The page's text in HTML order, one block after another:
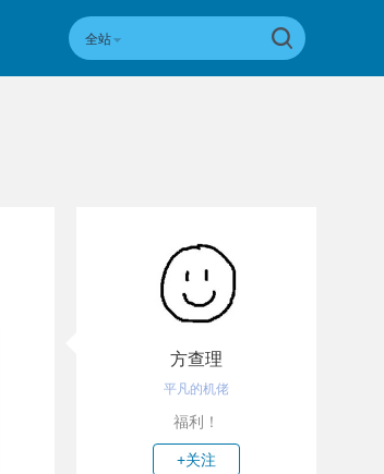
全站
方查理
平凡的机佬
福利！
+关注